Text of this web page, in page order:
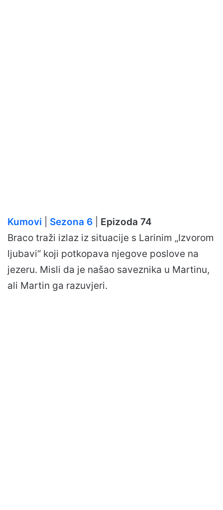
Kumovi Sezona 6
Epizoda 74
Braco traži izlaz iz situacije s Larinim „Izvorom
ljubavi“ koji potkopava njegove poslove na
jezeru. Misli da je našao saveznika u Martinu,
ali Martin ga razuvjeri.